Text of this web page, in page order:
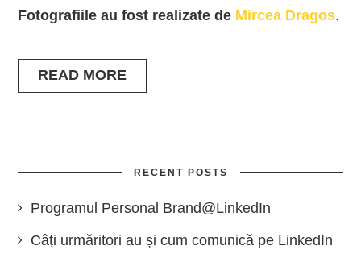
Fotografiile au fost realizate de Mircea Dragos.
READ MORE
RECENT POSTS
Programul Personal Brand@LinkedIn
Câți urmăritori au și cum comunică pe LinkedIn